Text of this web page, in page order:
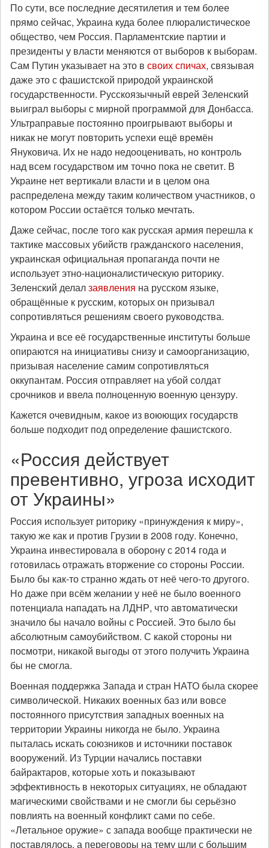
По сути, все последние десятилетия и тем более
прямо сейчас, Украина куда более плюралистическое
общество, чем Россия. Парламентские партии и
президенты у власти меняются от выборов к выборам.
Сам Путин указывает на это в своих спичах, связывая
даже это с фашистской природой украинской
государственности. Русскоязычный еврей Зеленский
выиграл выборы с мирной программой для Донбасса.
Ультраправые постоянно проигрывают выборы и
никак не могут повторить успехи ещё времён
Януковича. Их не надо недооценивать, но контроль
над всем государством им точно пока не светит. В
Украине нет вертикали власти и в целом она
распределена между таким количеством участников, о
котором России остаётся только мечтать.
Даже сейчас, после того как русская армия перешла к
тактике массовых убийств гражданского населения,
украинская официальная пропаганда почти не
использует этно-националистическую риторику.
Зеленский делалзаявления на русском языке,
обращённые к русским, которых он призывал
сопротивляться решениям своего руководства.
Украина и все её государственные институты больше
опираются на инициативы снизу и самоорганизацию,
призывая население самим сопротивляться
оккупантам. Россия отправляет на убой солдат
срочников и ввела полноценную военную цензуру.
Кажется очевидным, какое из воюющих государств
больше подходит под определение фашистского.
«Россия действует
превентивно, угроза исходит
от Украины»
Россия использует риторику «принуждения к миру»,
такую же как и против Грузии в 2008 году. Конечно,
Украина инвестировала в оборону с 2014 года и
готовилась отражать вторжение со стороны России.
Было бы как-то странно ждать от неё чего-то другого.
Но даже при всём желании у неё не было военного
потенциала нападать на ЛДНР, что автоматически
значило бы начало войны с Россией. Это было бы
абсолютным самоубийством. С какой стороны ни
посмотри, никакой выгоды от этого получить Украина
бы не смогла.
Военная поддержка Запада и стран НАТО была скорее
символической. Никаких военных баз или вовсе
постоянного присутствия западных военных на
территории Украины никогда не было. Украина
пыталась искать союзников и источники поставок
вооружений. Из Турции начались поставки
байрактаров, которые хоть и показывают
эффективность в некоторых ситуациях, не обладают
магическими свойствами и не смогли бы серьёзно
повлиять на военный конфликт сами по себе.
«Летальное оружие» с запада вообще практически не
поставлялось, а переговоры на тему шли с большим